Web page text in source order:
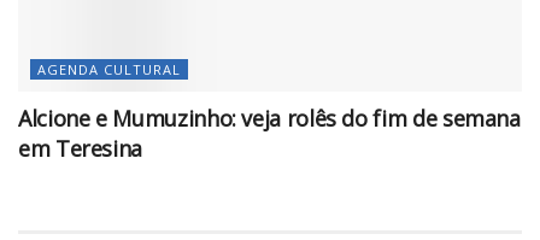
AGENDA CULTURAL
Alcione e Mumuzinho: veja rolês do fim de semana
em Teresina